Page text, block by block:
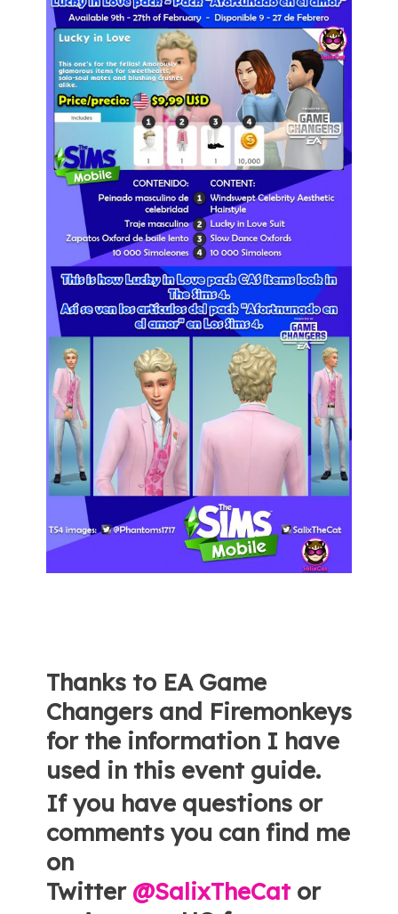
Thanks to EA Game
Changers and Firemonkeys
for the information I have
used in this event guide.
If you have questions or
comments you can find me
on
Twitter @SalixTheCat or